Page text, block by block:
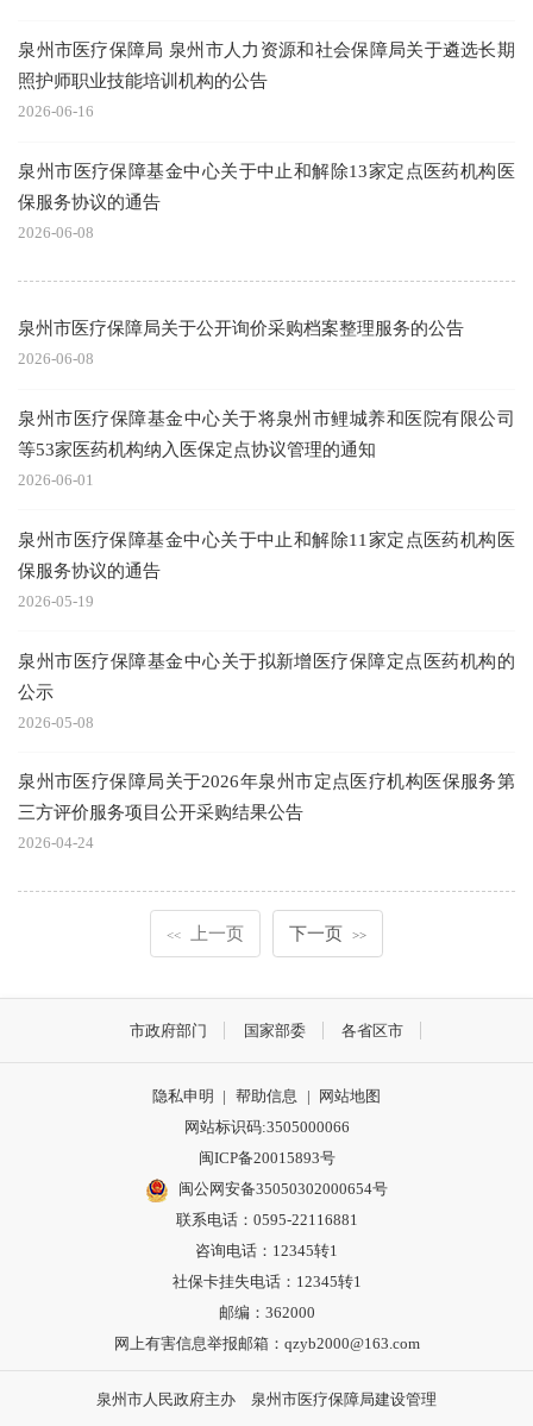
泉州市医疗保障局 泉州市人力资源和社会保障局关于遴选长期
照护师职业技能培训机构的公告
2026-06-16
泉州市医疗保障基金中心关于中止和解除13家定点医药机构医
保服务协议的通告
2026-06-08
泉州市医疗保障局关于公开询价采购档案整理服务的公告
2026-06-08
泉州市医疗保障基金中心关于将泉州市鲤城养和医院有限公司
等53家医药机构纳入医保定点协议管理的通知
2026-06-01
泉州市医疗保障基金中心关于中止和解除11家定点医药机构医
保服务协议的通告
2026-05-19
泉州市医疗保障基金中心关于拟新增医疗保障定点医药机构的
公示
2026-05-08
泉州市医疗保障局关于2026年泉州市定点医疗机构医保服务第
三方评价服务项目公开采购结果公告
2026-04-24
<< 上一页 下一页 >>
市政府部门 国家部委 各省区市
隐私申明 | 帮助信息 |
网站地图
网站标识码:3505000066
闽ICP备20015893号
闽公网安备35050302000654号
联系电话：0595-22116881
咨询电话：12345转1
社保卡挂失电话：12345转1
邮编：362000
网上有害信息举报邮箱：qzyb2000@163.com
泉州市人民政府主办 泉州市医疗保障局建设管理